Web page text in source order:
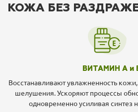
КОЖА БЕЗ
ВИТАМИН А и
Восстанавливают увлажненность
шелушения. Ускоряют процессы
одновременно усиливая синтез